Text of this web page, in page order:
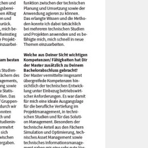
für
Studien. Derzeitig vertiefe
GmbH, die hervorging
GmbH, als
und
sowie Studien mit KI-
ich in
-strategien, erarbeite